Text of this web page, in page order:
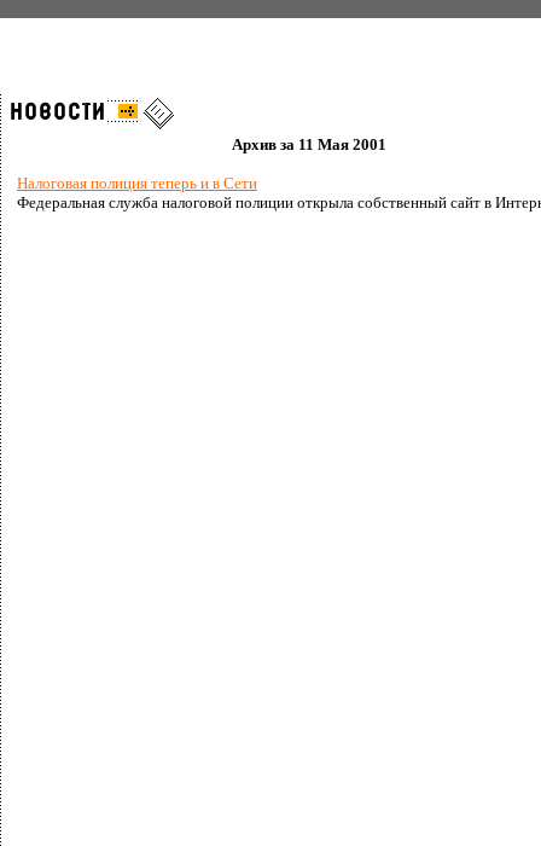
Архив за 11 Мая 2001
Налоговая полиция теперь и в Сети
Федеральная служба налоговой полиции открыла собственный сайт в